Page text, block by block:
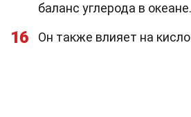
баланс углерода в океане.
16 Он также влияет на